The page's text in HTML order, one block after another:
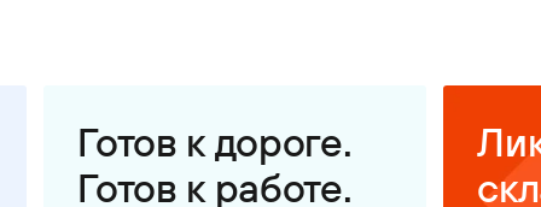
Готов к дороге.
Готов к работе.